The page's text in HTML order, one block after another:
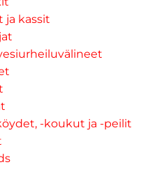
ja kassit
-koukut ja -peilit